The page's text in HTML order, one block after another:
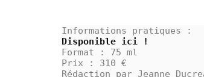
Informations pratiques :
Disponible ici !
Format : 75 ml
Prix : 310 €
Rédaction par Jeanne